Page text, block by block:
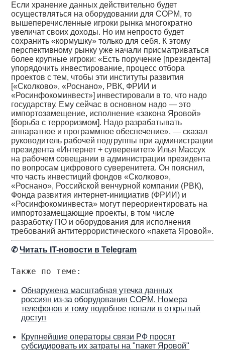
Если хранение данных действительно будет
осуществляться на оборудовании для СОРМ, то
вышеперечисленные игроки рынка многократно
увеличат своих доходы. Но им непросто будет
сохранить «кормушку» только для себя. К этому
перспективному рынку уже начали присматриваться
более крупные игроки: «Есть поручение [президента]
упорядочить инвестирование, процесс отбора
проектов с тем, чтобы эти институты развития
[«Сколково», «Роснано», РВК, ФРИИ и
«Росинфокоминвест»] инвестировали в то, что надо
государству. Ему сейчас в основном надо — это
импортозамещение, исполнение «закона Яровой»
[борьба с терроризмом]. Надо разрабатывать
аппаратное и программное обеспечение», — сказал
руководитель рабочей подгруппы при администрации
президента «Интернет + суверенитет» Илья Массух
на рабочем совещании в администрации президента
по вопросам цифрового суверенитета. Он пояснил,
что часть инвестиций фондов «Сколково»,
«Роснано», Российской венчурной компании (РВК),
Фонда развития интернет-инициатив (ФРИИ) и
«Росинфокоминвеста» могут переориентировать на
импортозамещающие проекты, в том числе
разработку ПО и оборудования для исполнения
требований антитеррористического «пакета Яровой».
✆Читать IT-новости в Telegram
Также по теме:
Обнаружена масштабная утечка данных
россиян из-за оборудования СОРМ. Номера
телефонов и тому подобное попали в открытый
доступ
Крупнейшие операторы связи РФ просят
субсидировать их затраты на "пакет Яровой"